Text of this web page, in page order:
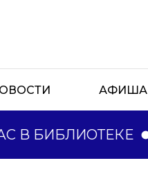
АФИША
В БИБЛИОТЕКЕ